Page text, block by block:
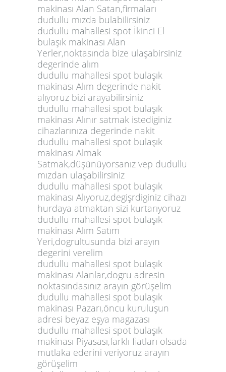
makinası Alan Satan,firmaları
dudullu mızda bulabilirsiniz
dudullu mahallesi spot İkinci El
bulaşık makinası Alan
Yerler,noktasında bize ulaşabirsiniz
degerinde alım
dudullu mahallesi spot bulaşık
makinası Alım degerinde nakit
alıyoruz bizi arayabilirsiniz
dudullu mahallesi spot bulaşık
makinası Alınır satmak istediginiz
cihazlarınıza degerinde nakit
dudullu mahallesi spot bulaşık
makinası Almak
Satmak,düşünüyorsanız vep dudullu
mızdan ulaşabilirsiniz
dudullu mahallesi spot bulaşık
makinası Alıyoruz,degişrdiginiz cihazı
hurdaya atmaktan sizi kurtarıyoruz
dudullu mahallesi spot bulaşık
makinası Alım Satım
Yeri,dogrultusunda bizi arayın
degerini verelim
dudullu mahallesi spot bulaşık
makinası Alanlar,dogru adresin
noktasındasınız arayın görüşelim
dudullu mahallesi spot bulaşık
makinası Pazarı,öncu kuruluşun
adresi beyaz eşya magazası
dudullu mahallesi spot bulaşık
makinası Piyasası,farklı fiatları olsada
mutlaka ederini veriyoruz arayın
görüşelim